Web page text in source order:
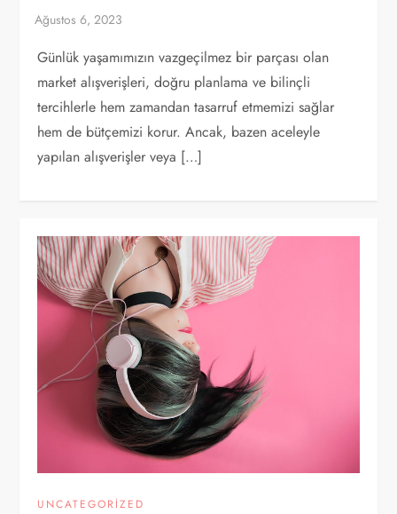
Günlük yaşamımızın vazgeçilmez bir parçası olan
market alışverişleri, doğru planlama ve bilinçli
tercihlerle hem zamandan tasarruf etmemizi sağlar
hem de bütçemizi korur. Ancak, bazen aceleyle
yapılan alışverişler veya […]
UNCATEGORIZED